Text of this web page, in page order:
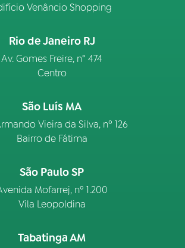
Venâncio Shopping
Rio de Janeiro RJ
Av. Gomes Freire, n° 474
Centro
São Luís MA
Vieira da Silva, nº 126
Bairro de Fátima
São Paulo SP
Mofarrej, nº 1.200
Vila Leopoldina
Tabatinga AM